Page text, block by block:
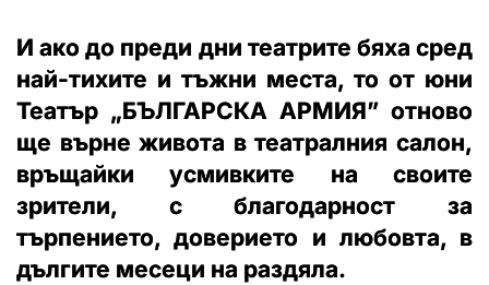
И ако до преди дни театрите бяха сред
най-тихите и тъжни места, то от юни
Театър „БЪЛГАРСКА АРМИЯ” отново
ще върне живота в театралния салон,
връщайки усмивките на своите
зрители, с благодарност за
търпението, доверието и любовта, в
дългите месеци на раздяла.